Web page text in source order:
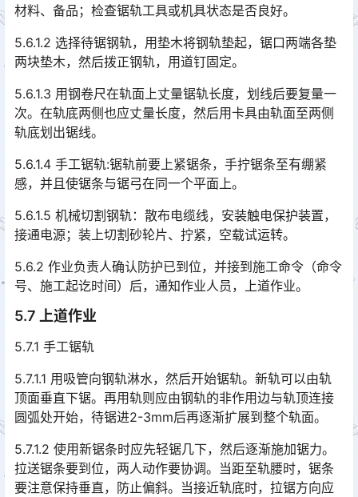
材料、备品；检查锯轨工具或机具状态是否良好。
5.6.1.2 选择待锯钢轨，用垫木将钢轨垫起，锯口两端各垫
两块垫木，然后拨正钢轨，用道钉固定。
5.6.1.3 用钢卷尺在轨面上丈量锯轨长度，划线后要复量一
次。在轨底两侧也应丈量长度，然后用卡具由轨面至两侧
轨底划出锯线。
5.6.1.4 手工锯轨:锯轨前要上紧锯条，手拧锯条至有绷紧
感，并且使锯条与锯弓在同一个平面上。
5.6.1.5 机械切割钢轨：散布电缆线，安装触电保护装置，
接通电源；装上切割砂轮片、拧紧，空载试运转。
5.6.2 作业负责人确认防护已到位，并接到施工命令（命令
号、施工起讫时间）后，通知作业人员，上道作业。
5.7 上道作业
5.7.1 手工锯轨
5.7.1.1 用吸管向钢轨淋水，然后开始锯轨。新轨可以由轨
顶面垂直下锯。再用轨则应由钢轨的非作用边与轨顶连接
圆弧处开始，待锯进2-3mm后再逐渐扩展到整个轨面。󠅅󠅃󠄵󠅂󠄪󠇖󠆨󠆨󠇕󠆞󠆒󠅬󠇘󠆭󠆘󠇙󠆝󠅵󠇗󠆭󠆁󠄐󠇗󠅹󠅸󠇖󠆍󠅳󠇖󠅹󠅰󠇖󠆌󠅹
5.7.1.2 使用新锯条时应先轻锯几下，然后逐渐施加锯力。
拉送锯条要到位，两人动作要协调。当距至轨腰时，锯条
要注意保持垂直，防止偏斜。当接近轨底时，拉锯方向应